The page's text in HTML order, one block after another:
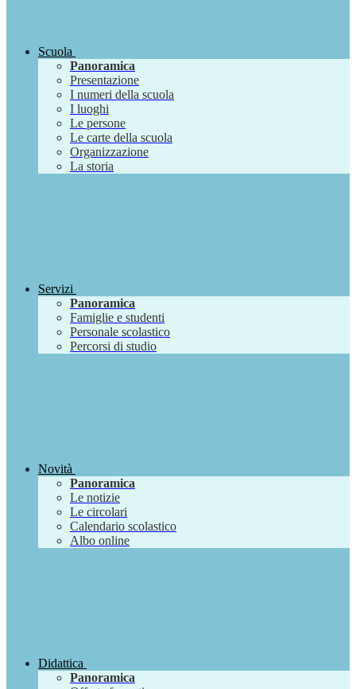
Scuola
Panoramica
Presentazione
I numeri della scuola
I luoghi
Le persone
Le carte della scuola
Organizzazione
La storia
Servizi
Panoramica
Famiglie e studenti
Personale scolastico
Percorsi di studio
Novità
Panoramica
Le notizie
Le circolari
Calendario scolastico
Albo online
Didattica
Panoramica